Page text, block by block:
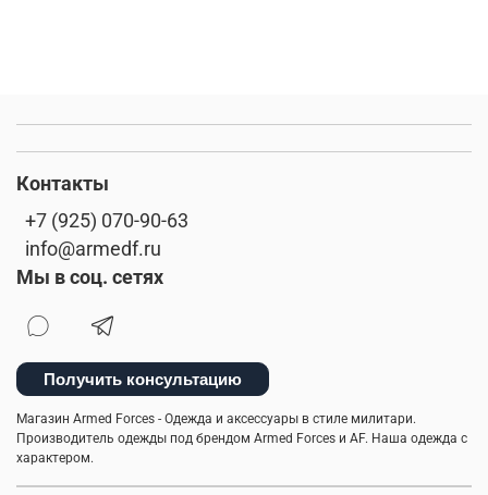
Контакты
+7 (925) 070-90-63
info@armedf.ru
Мы в соц. сетях
Получить консультацию
Магазин Armed Forces - Одежда и аксессуары в стиле милитари.
Производитель одежды под брендом Armed Forces и AF. Наша одежда с
характером.